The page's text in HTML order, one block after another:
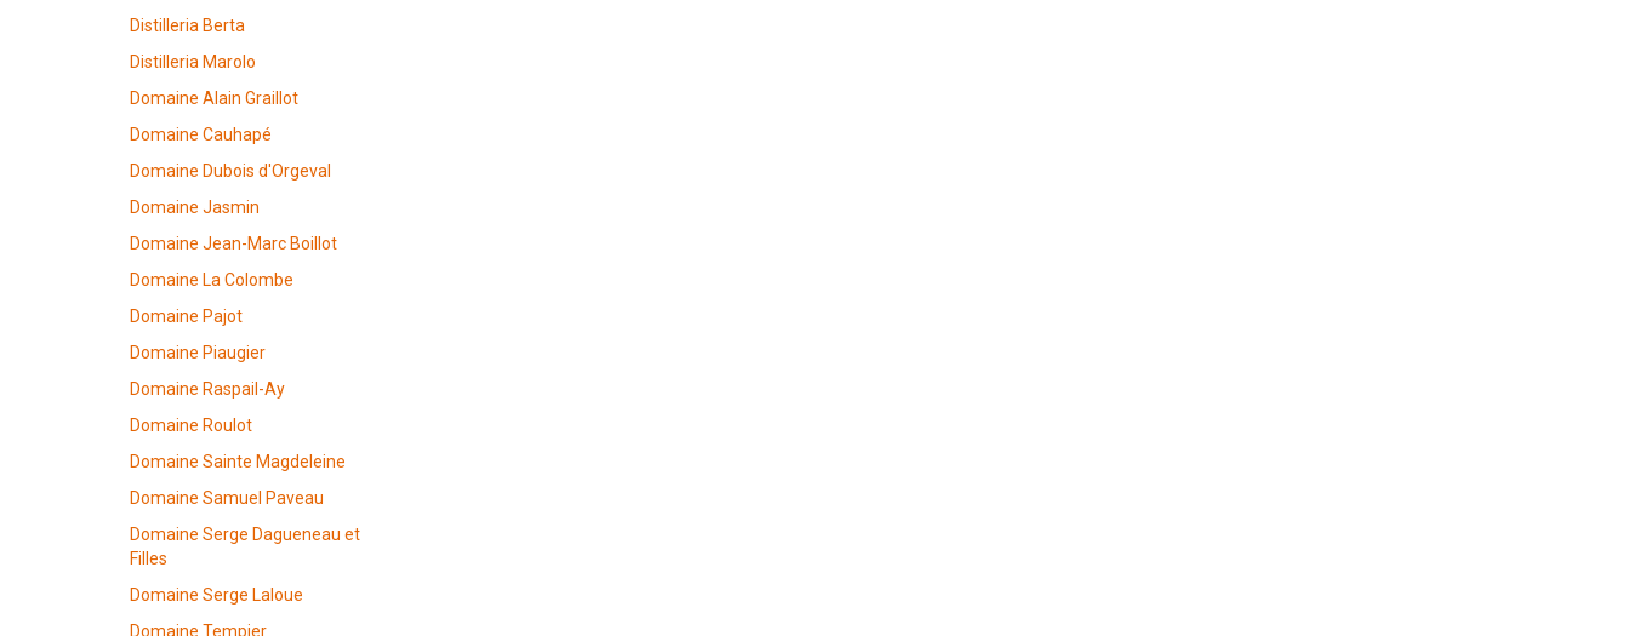
Distilleria Berta
Distilleria Marolo
Domaine Alain Graillot
Domaine Cauhapé
Domaine Dubois d'Orgeval
Domaine Jasmin
Domaine Jean-Marc Boillot
Domaine La Colombe
Domaine Pajot
Domaine Piaugier
Domaine Raspail-Ay
Domaine Roulot
Domaine Sainte Magdeleine
Domaine Samuel Paveau
Domaine Serge Dagueneau et
Filles
Domaine Serge Laloue
Domaine Tempier